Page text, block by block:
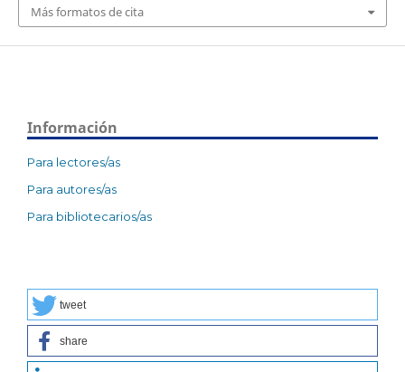
Más formatos de cita
Información
Para lectores/as
Para autores/as
Para bibliotecarios/as
tweet
share